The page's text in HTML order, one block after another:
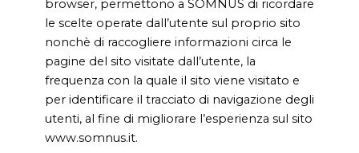
browser, permettono a SOMNUS di ricordare
le scelte operate dall’utente sul proprio sito
nonchè di raccogliere informazioni circa le
pagine del sito visitate dall’utente, la
frequenza con la quale il sito viene visitato e
per identificare il tracciato di navigazione degli
utenti, al fine di migliorare l’esperienza sul sito
www.somnus.it.